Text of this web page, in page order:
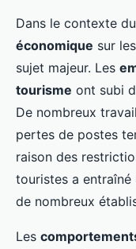
Dans le contexte
économique sur les
sujet majeur. Les
tourisme ont subi
De nombreux
pertes de postes
raison des
touristes a entraîné
de nombreux
Les